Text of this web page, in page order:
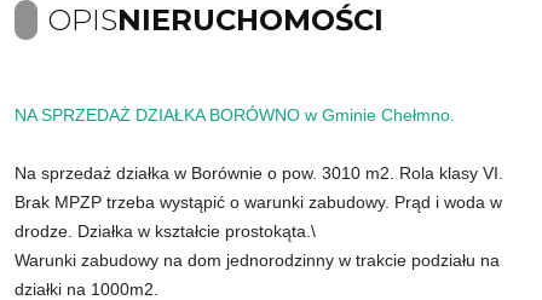
OPISNIERUCHOMOŚCI
NA SPRZEDAŻ DZIAŁKA BORÓWNO w Gminie Chełmno.
Na sprzedaż działka w Borównie o pow. 3010 m2. Rola klasy VI.
Brak MPZP trzeba wystąpić o warunki zabudowy. Prąd i woda w
drodze. Działka w kształcie prostokąta.\
Warunki zabudowy na dom jednorodzinny w trakcie podziału na
działki na 1000m2.